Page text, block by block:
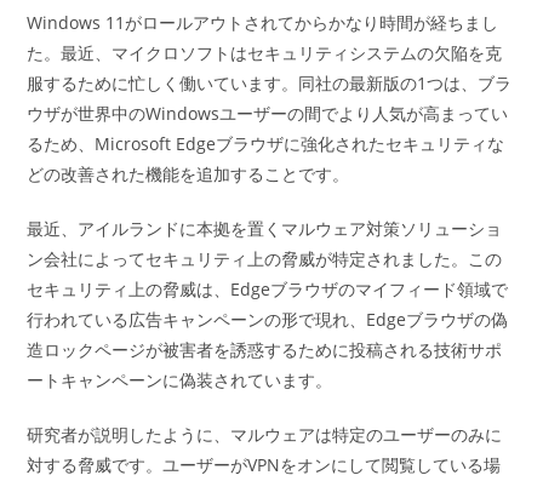
テ
ゴ
リ
ー:
Windows 11がロールアウトされてからかなり時間が経ちまし
た。最近、マイクロソフトはセキュリティシステムの欠陥を克
服するために忙しく働いています。同社の最新版の1つは、ブラ
ウザが世界中のWindowsユーザーの間でより人気が高まってい
るため、Microsoft Edgeブラウザに強化されたセキュリティな
どの改善された機能を追加することです。
最近、アイルランドに本拠を置くマルウェア対策ソリューショ
ン会社によってセキュリティ上の脅威が特定されました。この
セキュリティ上の脅威は、Edgeブラウザのマイフィード領域で
行われている広告キャンペーンの形で現れ、Edgeブラウザの偽
造ロックページが被害者を誘惑するために投稿される技術サポ
ートキャンペーンに偽装されています。
研究者が説明したように、マルウェアは特定のユーザーのみに
対する脅威です。ユーザーがVPNをオンにして閲覧している場